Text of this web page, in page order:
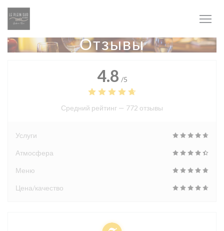
Панель управления cookies
Отзывы
4.8 /5
Средний рейтинг — 772 отзывы
Услуги
Атмосфера
Меню
Цена/качество